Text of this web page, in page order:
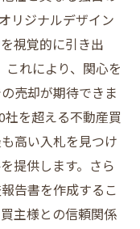
策
るだんらん住宅
績
ント
リジナルデザイン
視覚的に引き出
これにより、関心を
売却が期待できま
社を超える不動産買
高い入札を見つけ
提供します。さら
告書を作成するこ
主様との信頼関係